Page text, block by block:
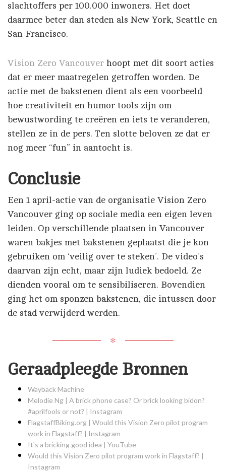
slachtoffers per 100.000 inwoners. Het doet
daarmee beter dan steden als New York, Seattle en
San Francisco.
Vision Zero Vancouver hoopt met dit soort acties
dat er meer maatregelen getroffen worden. De
actie met de bakstenen dient als een voorbeeld
hoe creativiteit en humor tools zijn om
bewustwording te creëren en iets te veranderen,
stellen ze in de pers. Ten slotte beloven ze dat er
nog meer “fun” in aantocht is.
Conclusie
Een 1 april-actie van de organisatie Vision Zero
Vancouver ging op sociale media een eigen leven
leiden. Op verschillende plaatsen in Vancouver
waren bakjes met bakstenen geplaatst die je kon
gebruiken om ‘veilig over te steken’. De video’s
daarvan zijn echt, maar zijn ludiek bedoeld. Ze
dienden vooral om te sensibiliseren. Bovendien
ging het om sponzen bakstenen, die intussen door
de stad verwijderd werden.
✻
Geraadpleegde Bronnen
Wayback Machine
Melodie Ng | A brick phone case? Or brick looking bidon?
#aprilfools or not? | Instagram
FlagstaffBiking.org | Would this Vision Zero pilot program
work in Flagstaff? | Instagram
It's a bricking good idea | YouTube
Would this Vision Zero pilot program work in Flagstaff? |
Instagram